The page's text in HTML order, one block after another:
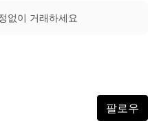
없이 거래하세요
팔로우